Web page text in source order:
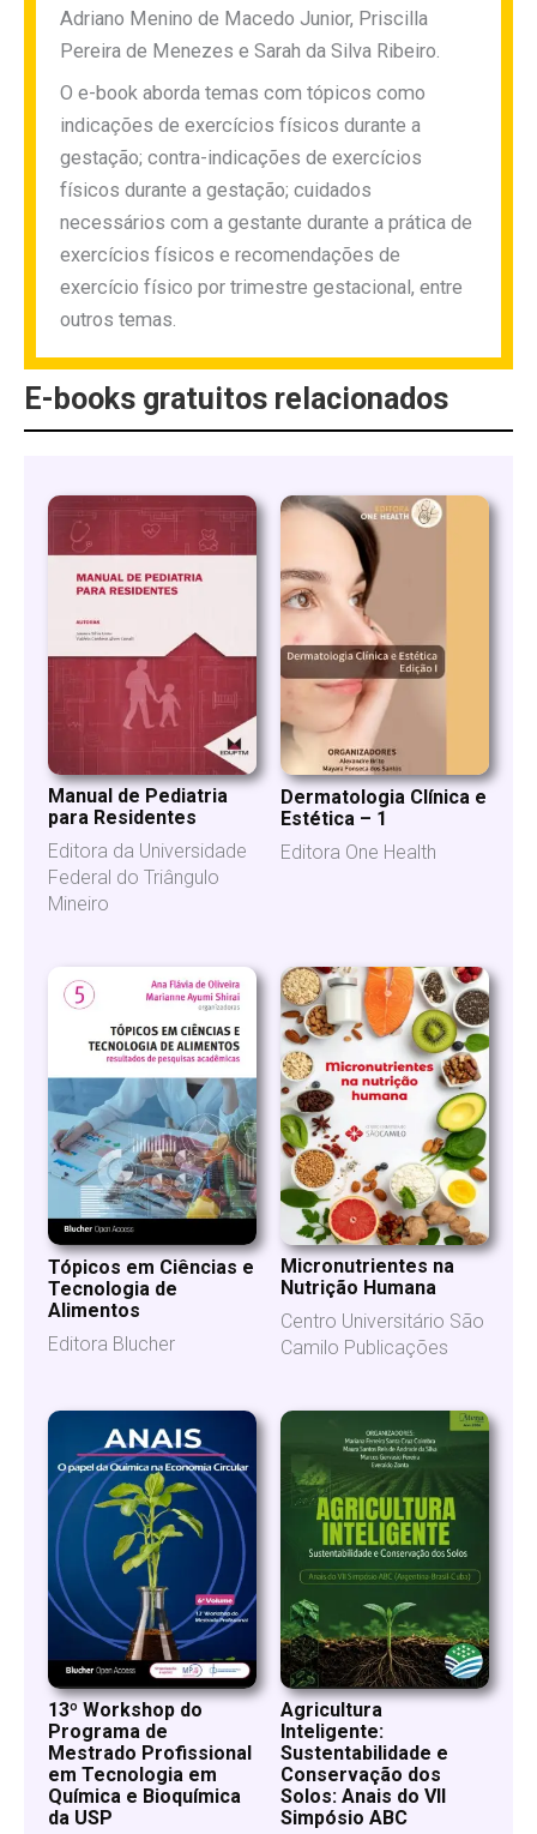
Adriano Menino de Macedo Junior, Priscilla
Pereira de Menezes e Sarah da Silva Ribeiro.
O e-book aborda temas com tópicos como
indicações de exercícios físicos durante a
gestação; contra-indicações de exercícios
físicos durante a gestação; cuidados
necessários com a gestante durante a prática de
exercícios físicos e recomendações de
exercício físico por trimestre gestacional, entre
outros temas.
E-books gratuitos relacionados
Manual de Pediatria
para Residentes
Editora da Universidade
Federal do Triângulo
Mineiro
Dermatologia Clínica e
Estética – 1
Editora One Health
Tópicos em Ciências e
Tecnologia de
Alimentos
Editora Blucher
Micronutrientes na
Nutrição Humana
Centro Universitário São
Camilo Publicações
13º Workshop do
Programa de
Mestrado Profissional
em Tecnologia em
Química e Bioquímica
da USP
Agricultura
Inteligente:
Sustentabilidade e
Conservação dos
Solos: Anais do VII
Simpósio ABC